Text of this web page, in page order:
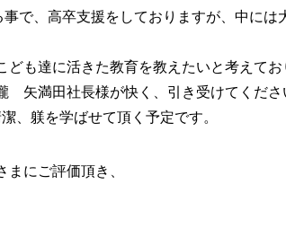
で、高卒支援をしておりますが、中には
も達に活きた教育を教えたいと考えて
矢満田社長様が快く、引き受けてくださ
、躾を学ばせて頂く予定です。
にご評価頂き、